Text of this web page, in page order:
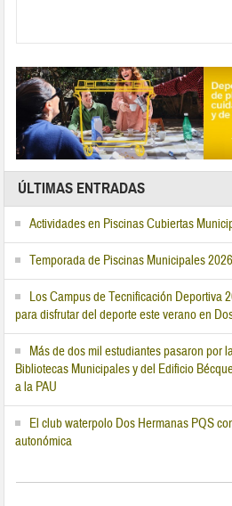
ÚLTIMAS ENTRADAS
Actividades en Piscinas Cubiertas
Temporada de Piscinas Municipales 2026
Los Campus de Tecnificación Deportiva
para disfrutar del deporte este verano en
Más de dos mil estudiantes pasaron por
Bibliotecas Municipales y del Edificio
a la PAU
El club waterpolo Dos Hermanas PQS
autonómica